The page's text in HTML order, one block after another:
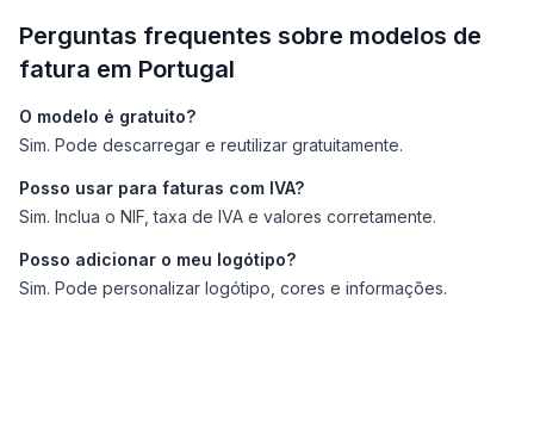
Perguntas frequentes sobre modelos de
fatura em Portugal
O modelo é gratuito?
Sim. Pode descarregar e reutilizar gratuitamente.
Posso usar para faturas com IVA?
Sim. Inclua o NIF, taxa de IVA e valores corretamente.
Posso adicionar o meu logótipo?
Sim. Pode personalizar logótipo, cores e informações.